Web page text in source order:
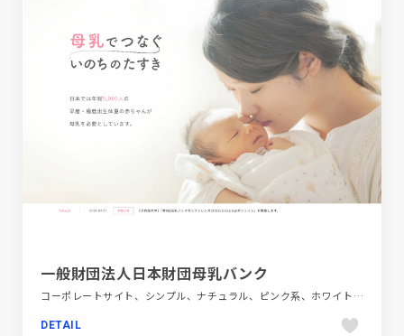
一般財団法人日本財団母乳バンク
コーポレートサイト、シンプル、ナチュラル、ピンク系、ホワイト系、医療・ヘルスケア
DETAIL